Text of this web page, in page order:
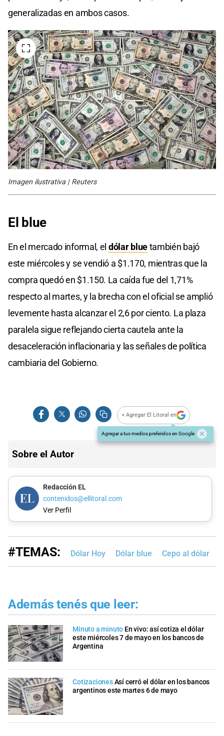
generalizadas en ambos casos.
Imagen ilustrativa | Reuters
El blue
En el mercado informal, el dólar bluetambién bajó
este miércoles y se vendió a $1.170, mientras que la
compra quedó en $1.150. La caída fue del 1,71%
respecto al martes, y la brecha con el oficial se amplió
levemente hasta alcanzar el 2,6 por ciento. La plaza
paralela sigue reflejando cierta cautela ante la
desaceleración inflacionaria y las señales de política
cambiaria del Gobierno.
+ Agregar El Litoral en
Agregar a tus medios preferidos en Google
Sobre el Autor
Redacción EL
contenidos@ellitoral.com
Ver Perfil
#TEMAS: Dólar Hoy Dólar blue Cepo al dólar
Además tenés que leer:
Minuto a minuto En vivo: así cotiza el dólar
este miércoles 7 de mayo en los bancos de
Argentina
CotizacionesAsí cerró el dólar en los bancos
argentinos este martes 6 de mayo